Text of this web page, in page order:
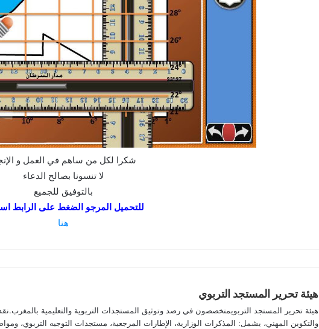
شكرا لكل من ساهم في العمل و
لا تنسونا بصالح الدعاء
بالتوفيق للجميع
للتحميل المرجو الضغط على الرابط
هنا
هيئة تحرير المستجد التربوي
هيئة تحرير المستجد التربويمتخصصون في رصد وتوثيق المستجدات التربوية والتعليمية
والتكوين المهني، يشمل: المذكرات الوزارية، الإطارات المرجعية، مستجدات التوجيه التربوي،